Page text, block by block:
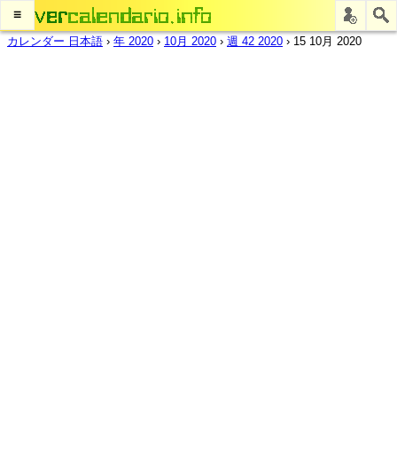
≡
カレンダー 日本語 › 年 2020 › 10月 2020 › 週 42 2020 › 15 10月 2020